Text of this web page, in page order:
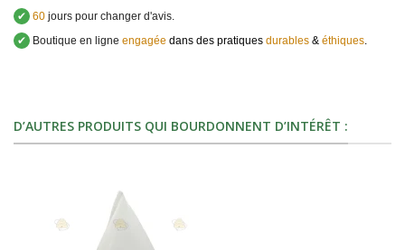
✔ 60 jours pour changer d'avis.
✔
Boutique en ligne engagée dans des pratiques durables & éthiques.
D’AUTRES PRODUITS QUI BOURDONNENT D’INTÉRÊT :